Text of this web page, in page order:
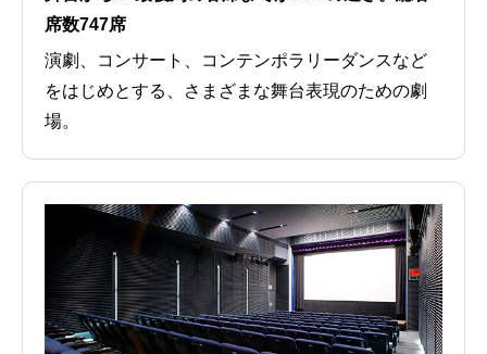
席数747席
演劇、コンサート、コンテンポラリーダンスなど
をはじめとする、さまざまな舞台表現のための劇
場。